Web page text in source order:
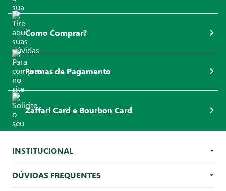
Como Comprar?
Formas de Pagamento
Zaffari Card e Bourbon Card
INSTITUCIONAL
DÚVIDAS FREQUENTES